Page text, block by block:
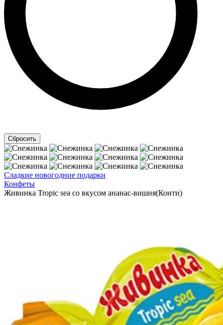
Сладкие новогодние подарки
Конфеты
Живинка Tropic sea со вкусом ананас-вишня(Конти)